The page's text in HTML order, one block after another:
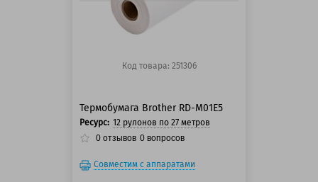
Код товара: 251306
Термобумага Brother RD-M01E5
Ресурс: 12 рулонов по 27 метров
0 отзывов 0 вопросов
Совместим с аппаратами